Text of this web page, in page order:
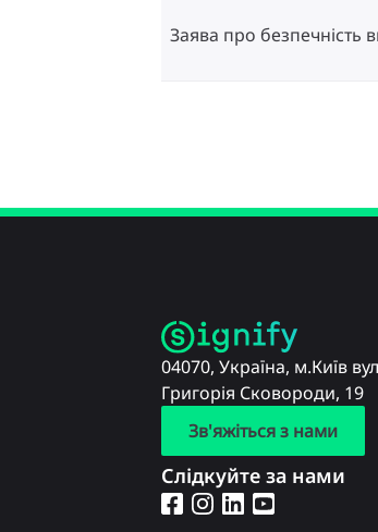
Заява про безпечність
04070, Україна, м.Київ
Григорія Сковороди, 19
Зв'яжіться з нами
Слідкуйте за нами